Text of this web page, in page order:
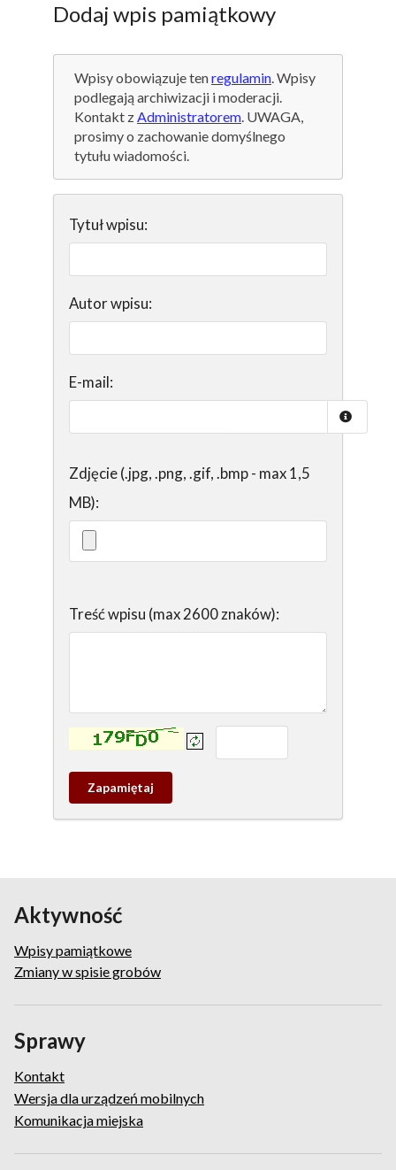
Dodaj wpis pamiątkowy
Wpisy obowiązuje tenregulamin. Wpisy
podlegają archiwizacji i moderacji.
Kontakt zAdministratorem. UWAGA,
prosimy o zachowanie domyślnego
tytułu wiadomości.
Tytuł wpisu:
Autor wpisu:
E-mail:
Zdjęcie (.jpg, .png, .gif, .bmp - max 1,5
MB):
Treść wpisu (max 2600 znaków):
Kontrola - wprowadź tekst z obrazka:
Zapamietaj
wpis
Aktywność
Wpisy pamiątkowe
Zmiany w spisie grobów
Sprawy
Kontakt
Wersja dla urządzeń mobilnych
Komunikacja miejska